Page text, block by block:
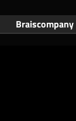
Braiscompany